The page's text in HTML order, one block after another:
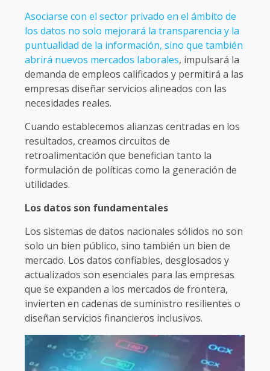
Asociarse con el sector privado en el ámbito de
los datos no solo mejorará la transparencia y la
puntualidad de la información, sino que también
abrirá nuevos mercados laborales, impulsará la
demanda de empleos calificados y permitirá a las
empresas diseñar servicios alineados con las
necesidades reales.
Cuando establecemos alianzas centradas en los
resultados, creamos circuitos de
retroalimentación que benefician tanto la
formulación de políticas como la generación de
utilidades.
Los datos son fundamentales
Los sistemas de datos nacionales sólidos no son
solo un bien público, sino también un bien de
mercado. Los datos confiables, desglosados y
actualizados son esenciales para las empresas
que se expanden a los mercados de frontera,
invierten en cadenas de suministro resilientes o
diseñan servicios financieros inclusivos.